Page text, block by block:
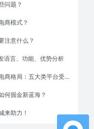
问题？
商模式？
注意什么？
语言、功能、优势分析
类平台受重创，转型与自救成关键
何掘金新蓝海？
来助力！